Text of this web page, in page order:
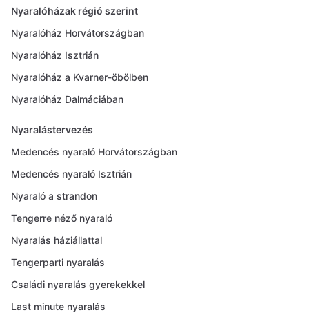
Nyaralóházak régió szerint
Nyaralóház Horvátországban
Nyaralóház Isztrián
Nyaralóház a Kvarner-öbölben
Nyaralóház Dalmáciában
Nyaralástervezés
Medencés nyaraló Horvátországban
Medencés nyaraló Isztrián
Nyaraló a strandon
Tengerre néző nyaraló
Nyaralás háziállattal
Tengerparti nyaralás
Családi nyaralás gyerekekkel
Last minute nyaralás